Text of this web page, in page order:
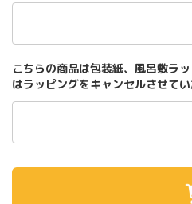
こちらの商品は包装紙、風呂敷ラ
はラッピングをキャンセルさせてい